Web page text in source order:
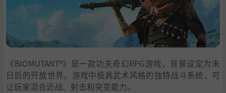
《BIOMUTANT®》是一款功夫奇幻RPG游戏，背景设定为末
日后的开放世界。游戏中极具武术风格的独特战斗系统，可
让玩家混合近战、射击和突变能力。